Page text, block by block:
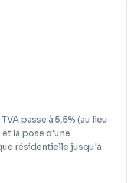
passe à 5,5% (au lieu
la pose d'une
résidentielle jusqu'à